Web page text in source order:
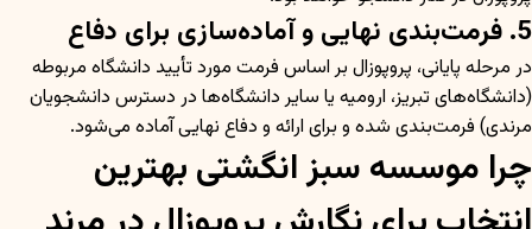
5. فرمت‌بندی نهایی و آماده‌سازی برای دفاع
در مرحله پایانی، پروپوزال بر اساس فرمت مورد تأیید دانشگاه مربوطه
(دانشگاه‌های تبریز، ارومیه یا سایر دانشگاه‌ها در دسترس دانشجویان
مرندی) فرمت‌بندی شده و برای ارائه و دفاع نهایی آماده می‌شود.
چرا موسسه سبز انگشتی بهترین